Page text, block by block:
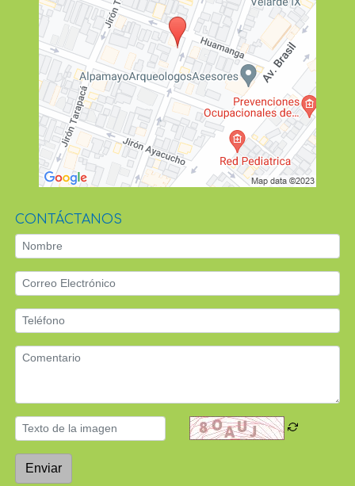
CONTÁCTANOS
Enviar